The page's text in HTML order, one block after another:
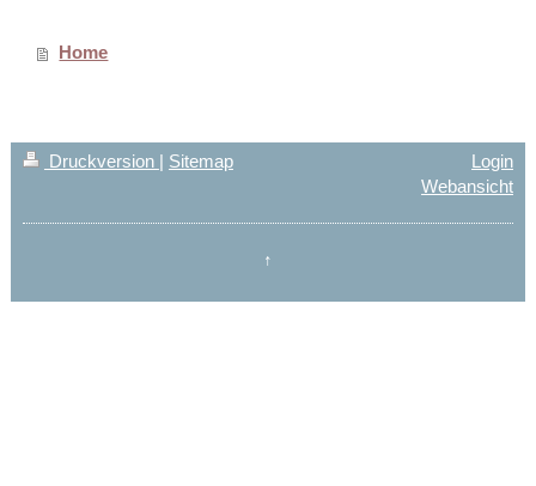
Home
Druckversion | Sitemap
Login
Webansicht
↑